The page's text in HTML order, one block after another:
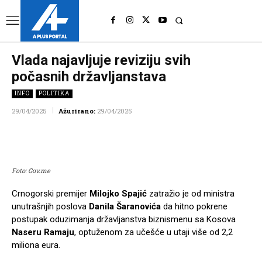
Vlada najavljuje reviziju svih
počasnih državljanstava
INFO POLITIKA
29/04/2025 Ažurirano: 29/04/2025
Foto: Gov.me
Crnogorski premijer Milojko Spajić zatražio je od ministra
unutrašnjih poslova Danila Šaranovića da hitno pokrene
postupak oduzimanja državljanstva biznismenu sa Kosova
Naseru Ramaju, optuženom za učešće u utaji više od 2,2
miliona eura.